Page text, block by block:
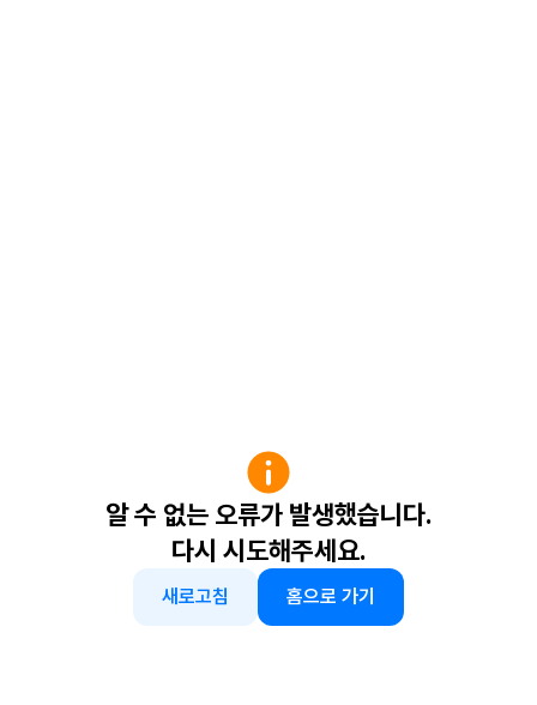
알 수 없는 오류가 발생했습니다.
다시 시도해주세요.
새로고침 홈으로 가기